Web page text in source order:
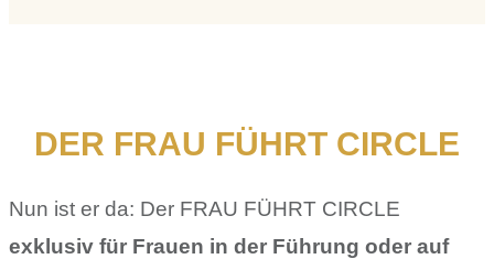
DER FRAU FÜHRT CIRCLE
Nun ist er da: Der FRAU FÜHRT CIRCLE
exklusiv für Frauen in der Führung oder auf